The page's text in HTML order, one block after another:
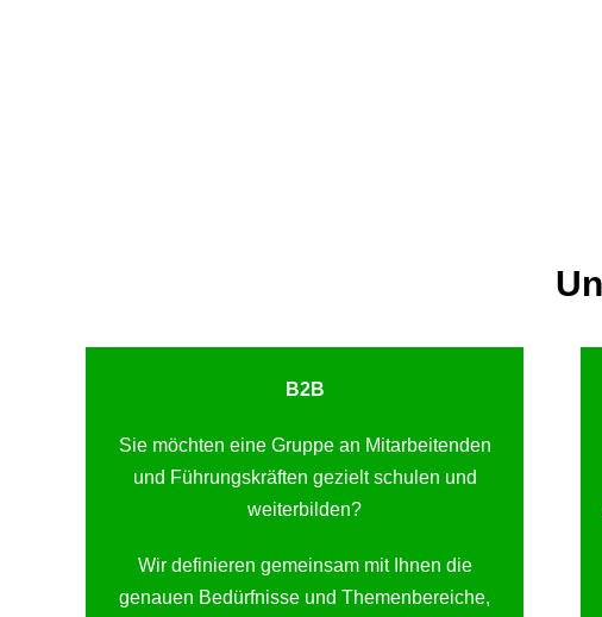
B2B
Sie möchten eine Gruppe an Mitarbeitenden
und Führungskräften gezielt schulen und
weiterbilden?
Wir definieren gemeinsam mit Ihnen die
genauen Bedürfnisse und Themenbereiche,